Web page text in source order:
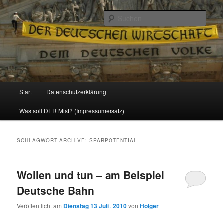
Reizzentrum
Politik, Wirtschaft, Soziales und Gesellschaft
Zum
Inhalt
Zum
sekundären
Start Datenschutzerklärung
Was soll DER Mist? (Impressumersatz)
SCHLAGWORT-ARCHIVE:SPARPOTENTIAL
Wollen und tun – am Beispiel
Deutsche Bahn
Veröffentlicht am Dienstag 13 Juli , 2010vonHolger